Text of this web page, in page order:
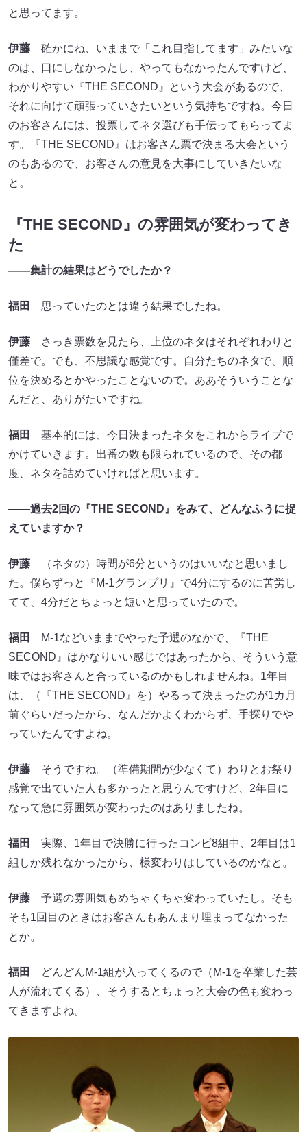
と思ってます。
伊藤 確かにね、いままで「これ目指してます」みたいな
のは、口にしなかったし、やってもなかったんですけど、
わかりやすい『THE SECOND』という大会があるので、
それに向けて頑張っていきたいという気持ちですね。今日
のお客さんには、投票してネタ選びも手伝ってもらってま
す。『THE SECOND』はお客さん票で決まる大会という
のもあるので、お客さんの意見を大事にしていきたいな
と。
『THE SECOND』の雰囲気が変わってき
た
――集計の結果はどうでしたか？
福田 思っていたのとは違う結果でしたね。
伊藤 さっき票数を見たら、上位のネタはそれぞれわりと
僅差で。でも、不思議な感覚です。自分たちのネタで、順
位を決めるとかやったことないので。ああそういうことな
んだと、ありがたいですね。
福田
基本的には、今日決まったネタをこれからライブで
かけていきます。出番の数も限られているので、その都
度、ネタを詰めていければと思います。
――過去2回の『THE SECOND』をみて、どんなふうに捉
えていますか？
伊藤 （ネタの）時間が6分というのはいいなと思いまし
た。僕らずっと『M-1グランプリ』で4分にするのに苦労し
てて、4分だとちょっと短いと思っていたので。
福田
M-1などいままでやった予選のなかで、『THE
SECOND』はかなりいい感じではあったから、そういう意
味ではお客さんと合っているのかもしれませんね。1年目
は、（『THE SECOND』を）やるって決まったのが1カ月
前ぐらいだったから、なんだかよくわからず、手探りでや
っていたんですよね。
伊藤 そうですね。（準備期間が少なくて）わりとお祭り
感覚で出ていた人も多かったと思うんですけど、2年目に
なって急に雰囲気が変わったのはありましたね。
福田
実際、1年目で決勝に行ったコンビ8組中、2年目は1
組しか残れなかったから、様変わりはしているのかなと。
伊藤 予選の雰囲気もめちゃくちゃ変わっていたし。そも
そも1回目のときはお客さんもあんまり埋まってなかった
とか。
福田
どんどんM-1組が入ってくるので（M-1を卒業した芸
人が流れてくる）、そうするとちょっと大会の色も変わっ
てきますよね。